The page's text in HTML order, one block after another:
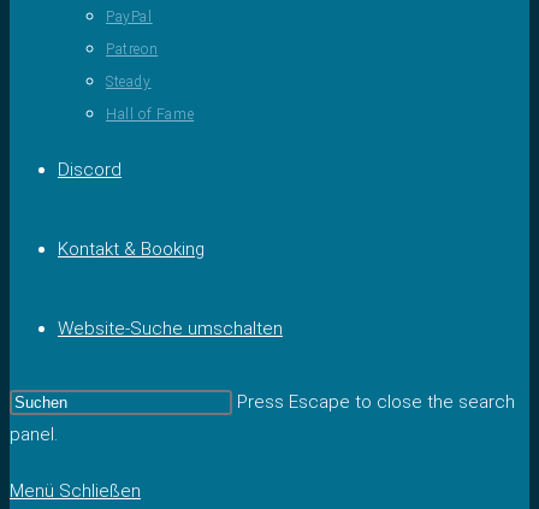
PayPal
Patreon
Steady
Hall of Fame
Discord
Kontakt & Booking
Website-Suche umschalten
Press Escape to close the search
panel.
Menü Schließen